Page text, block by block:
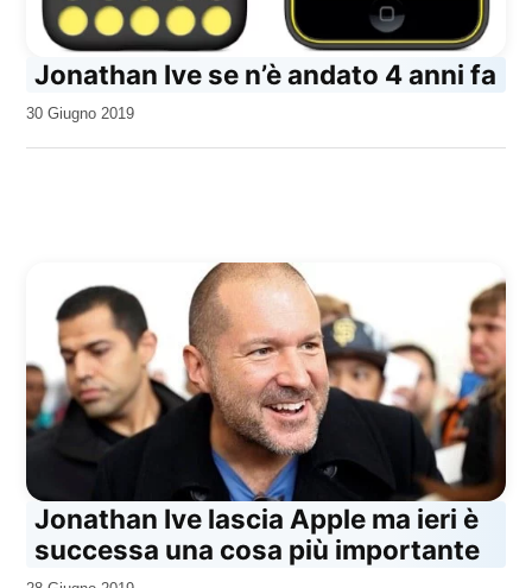
Jonathan Ive se n’è andato 4 anni fa
da
30 Giugno 2019
Jonathan Ive lascia Apple ma ieri è
successa una cosa più importante